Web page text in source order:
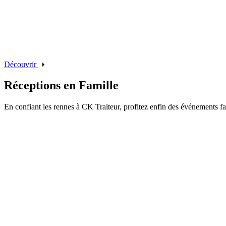
Découvrir
Réceptions en Famille
En confiant les rennes à CK Traiteur, profitez enfin des événements